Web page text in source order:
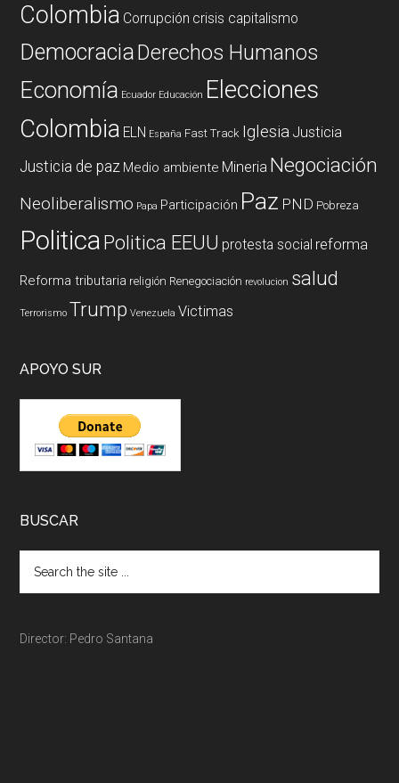
Colombia Corrupción crisis capitalismo
DemocraciaDerechos Humanos
Economía Ecuador Educación Elecciones
Colombia ELN España Fast Track Iglesia Justicia
Justicia de paz Medio ambiente Mineria Negociación
Neoliberalismo Papa Participación Paz PND Pobreza
PoliticaPolitica EEUU protesta social reforma
Reforma tributaria religión Renegociación revolucion salud
Terrorismo Trump Venezuela Victimas
APOYO SUR
BUSCAR
Director: Pedro Santana